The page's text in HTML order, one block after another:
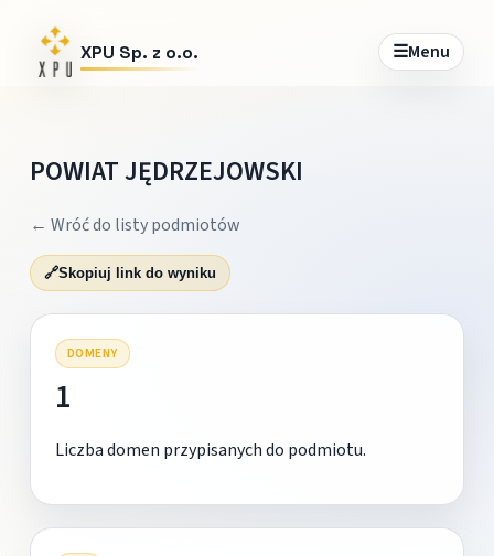
XPU Sp. z o.o. ☰Menu
POWIAT JĘDRZEJOWSKI
← Wróć do listy podmiotów
🔗Skopiuj link do wyniku
DOMENY
1
Liczba domen przypisanych do podmiotu.